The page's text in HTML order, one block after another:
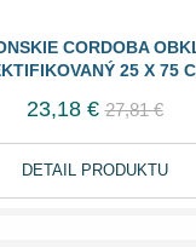
CORDOBA
25 X 75
23,18 € 27,81 €
DETAIL PRODUKTU